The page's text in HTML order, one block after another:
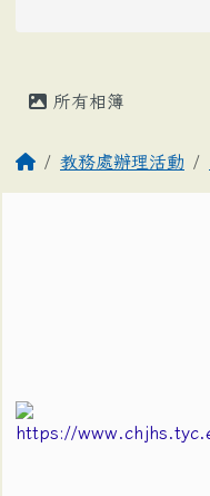
所有相簿
教務處辦理活動